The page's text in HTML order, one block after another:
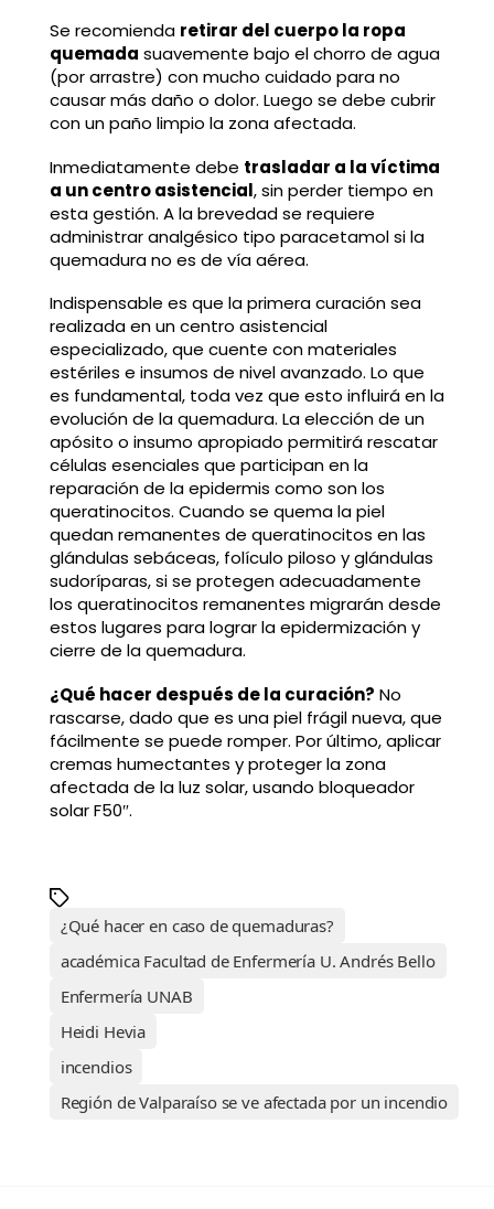
Se recomienda retirar del cuerpo la ropa
quemada suavemente bajo el chorro de agua
(por arrastre) con mucho cuidado para no
causar más daño o dolor. Luego se debe cubrir
con un paño limpio la zona afectada.
Inmediatamente debe trasladar a la víctima
a un centro asistencial, sin perder tiempo en
esta gestión. A la brevedad se requiere
administrar analgésico tipo paracetamol si la
quemadura no es de vía aérea.
Indispensable es que la primera curación sea
realizada en un centro asistencial
especializado, que cuente con materiales
estériles e insumos de nivel avanzado. Lo que
es fundamental, toda vez que esto influirá en la
evolución de la quemadura. La elección de un
apósito o insumo apropiado permitirá rescatar
células esenciales que participan en la
reparación de la epidermis como son los
queratinocitos. Cuando se quema la piel
quedan remanentes de queratinocitos en las
glándulas sebáceas, folículo piloso y glándulas
sudoríparas, si se protegen adecuadamente
los queratinocitos remanentes migrarán desde
estos lugares para lograr la epidermización y
cierre de la quemadura.
¿Qué hacer después de la curación? No
rascarse, dado que es una piel frágil nueva, que
fácilmente se puede romper. Por último, aplicar
cremas humectantes y proteger la zona
afectada de la luz solar, usando bloqueador
solar F50″.
¿Qué hacer en caso de quemaduras?
académica Facultad de Enfermería U. Andrés Bello
Enfermería UNAB
Heidi Hevia
incendios
Región de Valparaíso se ve afectada por un incendio